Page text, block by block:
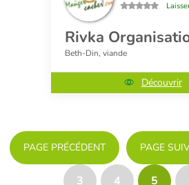
Rivka
Beth-Din, viande
Découvrir
PAGE PRÉCÉDENT PAGE
3 4 5